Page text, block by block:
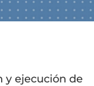
y ejecución de